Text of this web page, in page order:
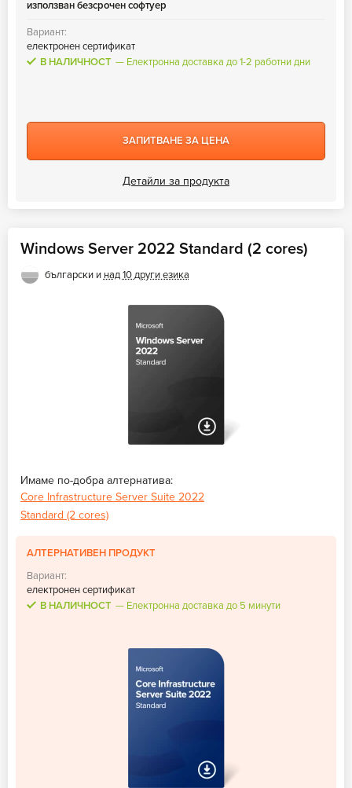
използван безсрочен софтуер
Вариант:
електронен сертификат
В НАЛИЧНОСТ
Електронна доставка до 1-2 работни дни
ЗАПИТВАНЕ ЗА ЦЕНА
Детайли за продукта
Windows Server 2022 Standard (2 cores)
български инад 10 други езика
Имаме по-добра алтернатива:
Core Infrastructure Server Suite 2022
Standard (2 cores)
АЛТЕРНАТИВЕН ПРОДУКТ
Вариант:
електронен сертификат
В НАЛИЧНОСТ
Електронна доставка до 5 минути